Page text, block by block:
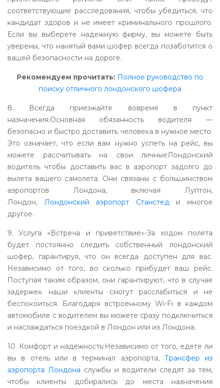
соответствующие расследования, чтобы убедиться, что
кандидат здоров и не имеет криминального прошлого.
Если вы выберете надежную фирму, вы можете быть
уверены, что нанятый вами шофер всегда позаботится о
вашей безопасности на дороге.
Рекомендуем прочитать: Полное руководство по
поиску отличного лондонского шофера
8. Всегда приезжайте вовремя в пункт
назначения.Основная обязанность водителя —
безопасно и быстро доставить человека в нужное место.
Это означает, что если вам нужно успеть на рейс, вы
можете рассчитывать на свои личныеЛондонский
водитель чтобы доставить вас в аэропорт задолго до
вылета вашего самолета. Они связаны с большинством
аэропортов Лондона, включая Луптон,
Лондон, Лондонский аэропорт Станстеди многое
другое.
9. Услуга «Встреча и приветствие»-За ходом полета
будет постоянно следить собственный лондонский
шофер, гарантируя, что он всегда доступен для вас.
Независимо от того, во сколько прибудет ваш рейс.
Поступая таким образом, они гарантируют, что в случае
задержек наши клиенты смогут расслабиться и не
беспокоиться. Благодаря встроенному Wi-Fi в каждом
автомобиле с водителем вы можете сразу подключиться
и наслаждаться поездкой в ​​Лондон или из Лондона.
10. Комфорт и надежность:Независимо от того, едете ли
вы в отель или в терминал аэропорта, Трансфер из
аэропорта Лондона службы и водители следят за тем,
чтобы клиенты добирались до места назначения